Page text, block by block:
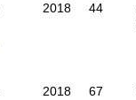
2018 44
2018 67